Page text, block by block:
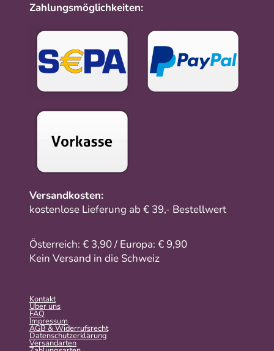
Zahlungsmöglichkeiten:
Versandkosten:
kostenlose Lieferung ab € 39,- Bestellwert
Österreich: € 3,90 / Europa: € 9,90
Kein Versand in die Schweiz
Kontakt
Über uns
FAQ
Impressum
AGB & Widerrufsrecht
Datenschutzerklärung
Versandarten